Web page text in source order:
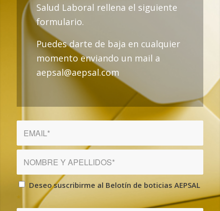
Salud Laboral rellena el siguiente
formulario.
Puedes darte de baja en cualquier
momento enviando un mail a
aepsal@aepsal.com
Deseo suscribirme al Belotín de boticias AEPSAL
*